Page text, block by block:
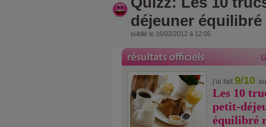
déjeuner
publié le 16/02/2012 à 12:05
j'ai fait 9/10
Les 10
petit-
équilibré